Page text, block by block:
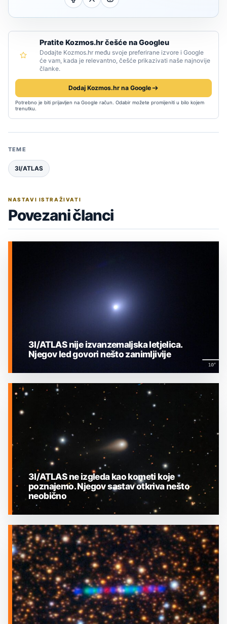
Pratite Kozmos.hr češće na Googleu
Dodajte Kozmos.hr među svoje preferirane izvore i Google
će vam, kada je relevantno, češće prikazivati naše najnovije
članke.
Dodaj Kozmos.hr na Google
Potrebno je biti prijavljen na Google račun. Odabir možete promijeniti u bilo kojem
trenutku.
TEME
3I/ATLAS
NASTAVI ISTRAŽIVATI
Povezani članci
MEĐUZVJEZDANI OBJEKTI
3I/ATLAS nije izvanzemaljska letjelica.
Njegov led govori nešto zanimljivije
MEĐUZVJEZDANI OBJEKTI
3I/ATLAS ne izgleda kao kometi koje
poznajemo. Njegov sastav otkriva nešto
neobično